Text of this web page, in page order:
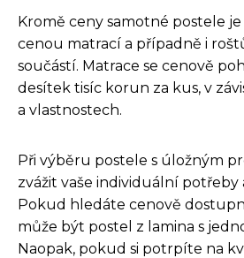
Kromě ceny samotné postele
cenou matrací a případně i
součástí. Matrace se cenově
desítek tisíc korun za kus, v
a vlastnostech.
Při výběru postele s úložným
zvážit vaše individuální potřeby
Pokud hledáte cenově
může být postel z lamina s
Naopak, pokud si potrpíte na